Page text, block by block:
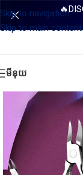
Skip to navigation
Skip to main content
មីនុយ